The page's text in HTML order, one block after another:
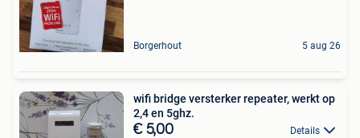
Borgerhout 5 aug 26
wifi bridge versterker repeater, werkt op
2,4 en 5ghz.
€ 5,00 Details